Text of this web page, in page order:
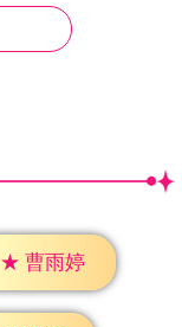
★ 曹雨婷